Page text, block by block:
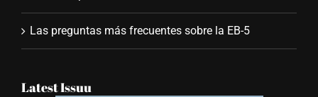
Las preguntas más frecuentes sobre la EB-5
Latest Issuu